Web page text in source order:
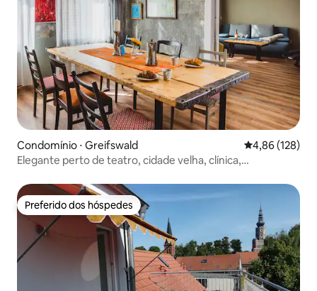
Condomínio ⋅ Greifswald 4,86 de uma
4,86 (128)
Elegante perto de teatro, cidade velha, clínica,
Preferido dos hóspedes
Preferido dos hóspedes